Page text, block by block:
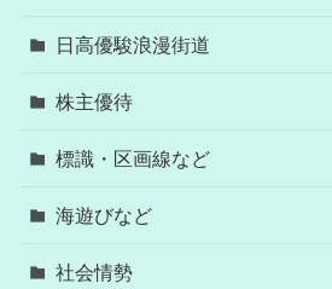
日高優駿浪漫街道
株主優待
標識・区画線など
海遊びなど
社会情勢